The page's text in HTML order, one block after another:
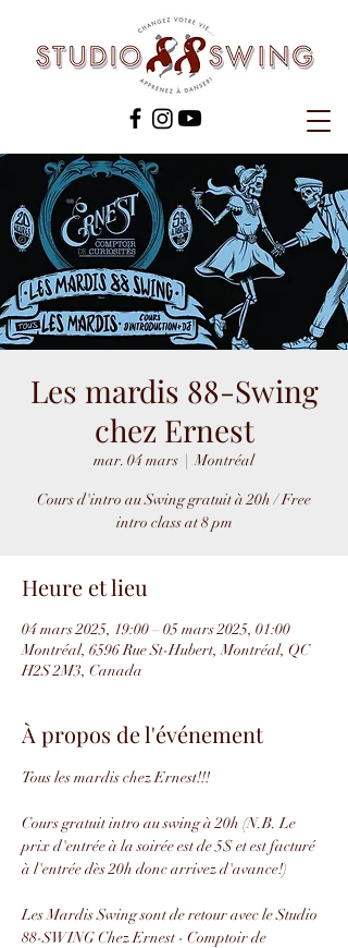
Les mardis 88-Swing
chez Ernest
mar. 04 mars
  |
Montréal
Cours d'intro au Swing gratuit à 20h / Free
intro class at 8 pm
Heure et lieu
04 mars 2025, 19:00 – 05 mars 2025, 01:00
Montréal, 6596 Rue St-Hubert, Montréal, QC
H2S 2M3, Canada
À propos de l'événement
Tous les mardis chez Ernest!!!
Cours gratuit intro au swing à 20h (N.B. Le
prix d'entrée à la soirée est de 5$ et est facturé
à l'entrée dès 20h donc arrivez d'avance!)
Les Mardis Swing sont de retour avec le Studio
88-SWING Chez Ernest - Comptoir de